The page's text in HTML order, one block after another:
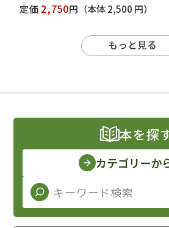
定価 2,750円 （本体 2,500 円）
もっと見る
本を探
カテゴリーか